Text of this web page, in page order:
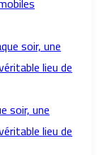
soir, une
lieu de